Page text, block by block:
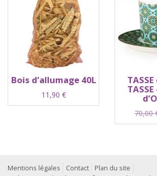
Bois d’allumage 40L
11,90 €
70,00
Mentions légales Contact
Plan du site